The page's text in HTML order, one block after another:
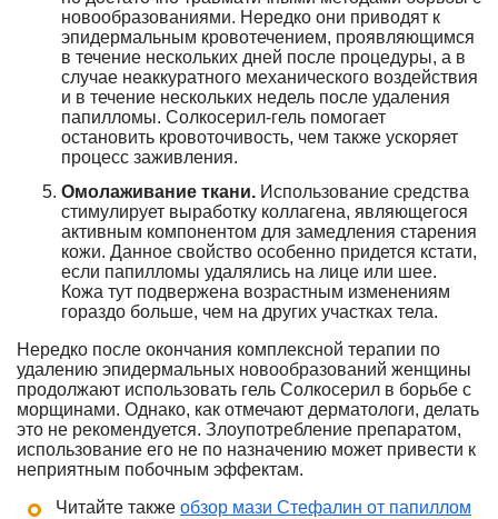
новообразованиями. Нередко они приводят к
эпидермальным кровотечением, проявляющимся
в течение нескольких дней после процедуры, а в
случае неаккуратного механического воздействия
и в течение нескольких недель после удаления
папилломы. Солкосерил-гель помогает
остановить кровоточивость, чем также ускоряет
процесс заживления.
Омолаживание ткани. Использование средства
стимулирует выработку коллагена, являющегося
активным компонентом для замедления старения
кожи. Данное свойство особенно придется кстати,
если папилломы удалялись на лице или шее.
Кожа тут подвержена возрастным изменениям
гораздо больше, чем на других участках тела.
Нередко после окончания комплексной терапии по
удалению эпидермальных новообразований женщины
продолжают использовать гель Солкосерил в борьбе с
морщинами. Однако, как отмечают дерматологи, делать
это не рекомендуется. Злоупотребление препаратом,
использование его не по назначению может привести к
неприятным побочным эффектам.
Читайте также обзор мази Стефалин от папиллом